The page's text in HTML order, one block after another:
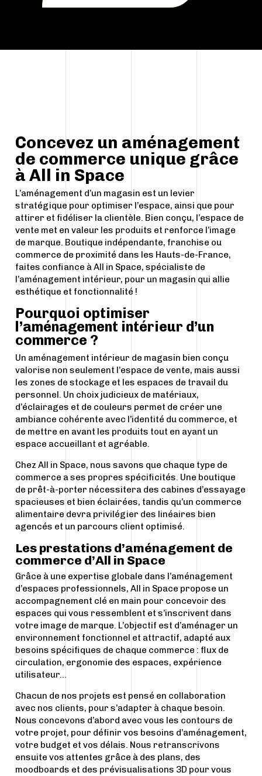
Concevez un aménagement
de commerce unique grâce
à All in Space
L’aménagement d’un magasin est un levier
stratégique pour optimiser l’espace, ainsi que pour
attirer et fidéliser la clientèle. Bien conçu, l’espace de
vente met en valeur les produits et renforce l’image
de marque. Boutique indépendante, franchise ou
commerce de proximité dans les Hauts-de-France,
faites confiance à All in Space, spécialiste de
l’aménagement intérieur, pour un magasin qui allie
esthétique et fonctionnalité !
Pourquoi optimiser
l’aménagement intérieur d’un
commerce ?
Un aménagement intérieur de magasin bien conçu
valorise non seulement l’espace de vente, mais aussi
les zones de stockage et les espaces de travail du
personnel. Un choix judicieux de matériaux,
d’éclairages et de couleurs permet de créer une
ambiance cohérente avec l’identité du commerce, et
de mettre en avant les produits tout en ayant un
espace accueillant et agréable.
Chez All in Space, nous savons que chaque type de
commerce a ses propres spécificités. Une boutique
de prêt-à-porter nécessitera des cabines d’essayage
spacieuses et bien éclairées, tandis qu’un commerce
alimentaire devra privilégier des linéaires bien
agencés et un parcours client optimisé.
Les prestations d’aménagement de
commerce d’All in Space
Grâce à une expertise globale dans l’aménagement
d’espaces professionnels, All in Space propose un
accompagnement clé en main pour concevoir des
espaces qui vous ressemblent et s’inscrivent dans
votre image de marque. L’objectif est d’aménager un
environnement fonctionnel et attractif, adapté aux
besoins spécifiques de chaque commerce : flux de
circulation, ergonomie des espaces, expérience
utilisateur…
Chacun de nos projets est pensé en collaboration
avec nos clients, pour s’adapter à chaque besoin.
Nous concevons d’abord avec vous les contours de
votre projet, pour définir vos besoins d’aménagement,
votre budget et vos délais. Nous retranscrivons
ensuite vos attentes grâce à des plans, des
moodboards et des prévisualisations 3D pour vous